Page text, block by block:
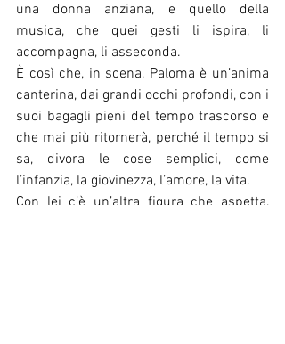
una donna anziana, e quello della
musica, che quei gesti li ispira, li
accompagna, li asseconda.
È così che, in scena, Paloma è un’anima
canterina, dai grandi occhi profondi, con i
suoi bagagli pieni del tempo trascorso e
che mai più ritornerà, perché il tempo si
sa, divora le cose semplici, come
l’infanzia, la giovinezza, l’amore, la vita.
Con lei c’è un’altra figura che aspetta,